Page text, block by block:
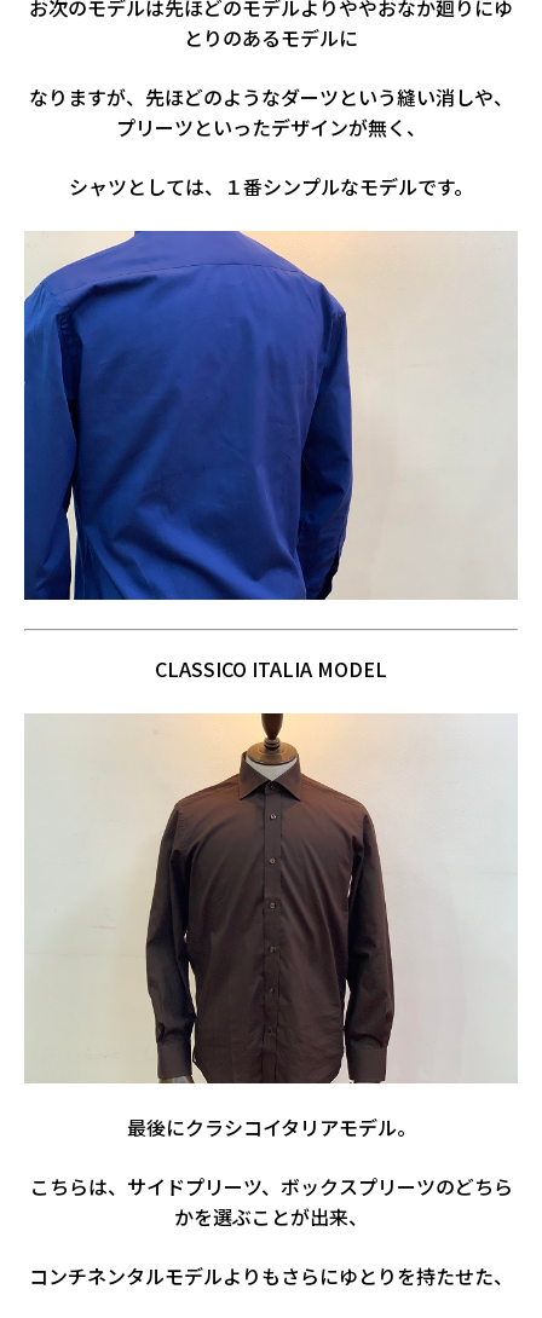
お次のモデルは先ほどのモデルよりややおなか廻りにゆ
とりのあるモデルに
なりますが、先ほどのようなダーツという縫い消しや、
プリーツといったデザインが無く、
シャツとしては、１番シンプルなモデルです。
CLASSICO ITALIA MODEL
最後にクラシコイタリアモデル。
こちらは、サイドプリーツ、ボックスプリーツのどちら
かを選ぶことが出来、
コンチネンタルモデルよりもさらにゆとりを持たせた、